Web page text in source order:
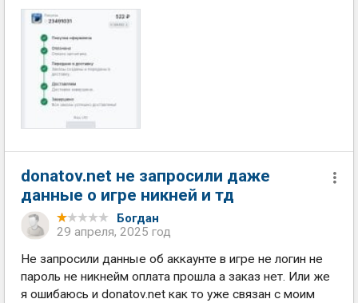
donatov.net не запросили даже
данные о игре никней и тд
Богдан
29 апреля, 2025 год
Не запросили данные об аккаунте в игре не логин не
пароль не никнейм оплата прошла а заказ нет. Или же
я ошибаюсь и donatov.net как то уже связан с моим